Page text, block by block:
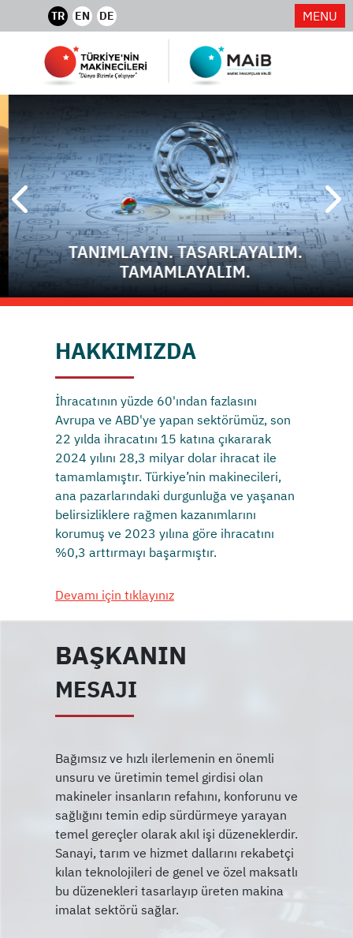
TR EN DE MENU
TANIMLAYIN. TASARLAYALIM.
TAMAMLAYALIM.
HAKKIMIZDA
İhracatının yüzde 60'ından fazlasını
Avrupa ve ABD'ye yapan sektörümüz, son
22 yılda ihracatını 15 katına çıkararak
2024 yılını 28,3 milyar dolar ihracat ile
tamamlamıştır. Türkiye’nin makinecileri,
ana pazarlarındaki durgunluğa ve yaşanan
belirsizliklere rağmen kazanımlarını
korumuş ve 2023 yılına göre ihracatını
%0,3 arttırmayı başarmıştır.
Devamı için tıklayınız
BAŞKANIN
MESAJI
Bağımsız ve hızlı ilerlemenin en önemli
unsuru ve üretimin temel girdisi olan
makineler insanların refahını, konforunu ve
sağlığını temin edip sürdürmeye yarayan
temel gereçler olarak akıl işi düzeneklerdir.
Sanayi, tarım ve hizmet dallarını rekabetçi
kılan teknolojileri de genel ve özel maksatlı
bu düzenekleri tasarlayıp üreten makina